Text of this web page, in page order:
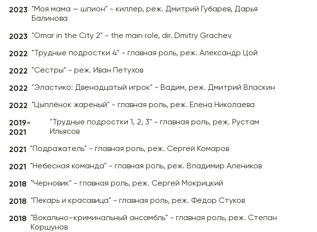
2023 "Моя мама — шпион" - киллер, реж. Дмитрий Губарев, Дарья
Балинова
2023 "Omar in the City 2" - the main role, dir. Dmitry Grachev
2022 "Трудные подростки 4" - главная роль, реж. Александр Цой
2022 "Сёстры" - реж. Иван Петухов
2022 "Эластико: Двенадцатый игрок" - Вадим, реж. Дмитрий Власкин
2022 "Цыплёнок жареный" - главная роль, реж. Елена Николаева
2019-
2021
"Трудные подростки 1, 2, 3" - главная роль, реж. Рустам
Ильясов
2021 "Подражатель" - главная роль, реж. Сергей Комаров
2021 "Небесная команда" - главная роль, реж. Владимир Алеников
2018 "Черновик" - главная роль, реж. Сергей Мокрицкий
2018 "Пекарь и красавица" - главная роль, реж. Фёдор Стуков
2018 "Вокально–криминальный ансамбль" - главная роль, реж. Степан
Коршунов